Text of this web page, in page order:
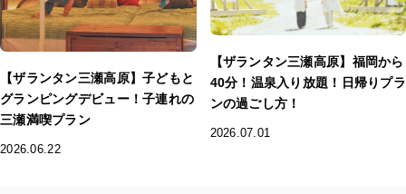
【ザランタン三瀬高原】子どもと
グランピングデビュー！子連れの
三瀬満喫プラン
2026.06.22
【ザランタン三瀬高原】福岡から
40分！温泉入り放題！日帰りプラ
ンの過ごし方！
2026.07.01